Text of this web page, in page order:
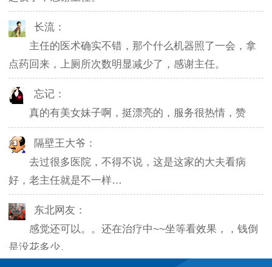
长流：
主任的医术确实不错，那个什么机器照了一会，拿
点药回来，上厕所次数明显减少了，感谢主任。
忘记：
真的有美女妹子啊，挺漂亮的，服务很热情，赞
隔壁王大爷：
去过很多医院，不得不说，这是这家的大夫看病
好，老主任就是不一样…
东北网友：
感觉还可以。。还在治疗中~~坐等看效果，，钱倒
是没花多少。